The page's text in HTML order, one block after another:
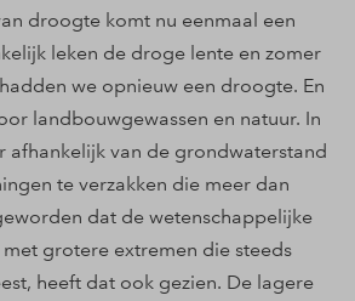
droogte komt nu eenmaal een
leken de droge lente en zomer
we opnieuw een droogte. En
landbouwgewassen en natuur. In
afhankelijk van de grondwaterstand
te verzakken die meer dan
dat de wetenschappelijke
grotere extremen die steeds
heeft dat ook gezien. De lagere